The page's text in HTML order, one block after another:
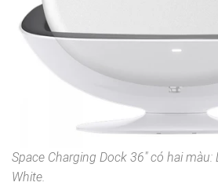
Space Charging Dock 36″ có hai màu:
White.